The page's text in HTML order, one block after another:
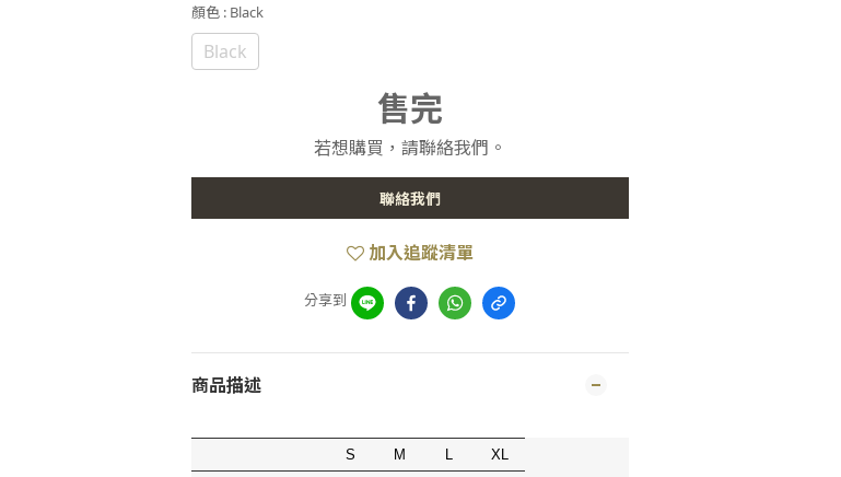
顏色 : Black
Black
售完
若想購買，請聯絡我們。
聯絡我們
加入追蹤清單
分享到
商品描述
S M
XL